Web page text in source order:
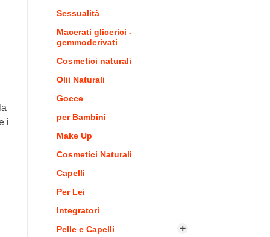
Sessualità
Macerati glicerici -
gemmoderivati
Cosmetici naturali
Olii Naturali
Gocce
per Bambini
Make Up
Cosmetici Naturali
Capelli
Per Lei
Integratori
Pelle e Capelli

i